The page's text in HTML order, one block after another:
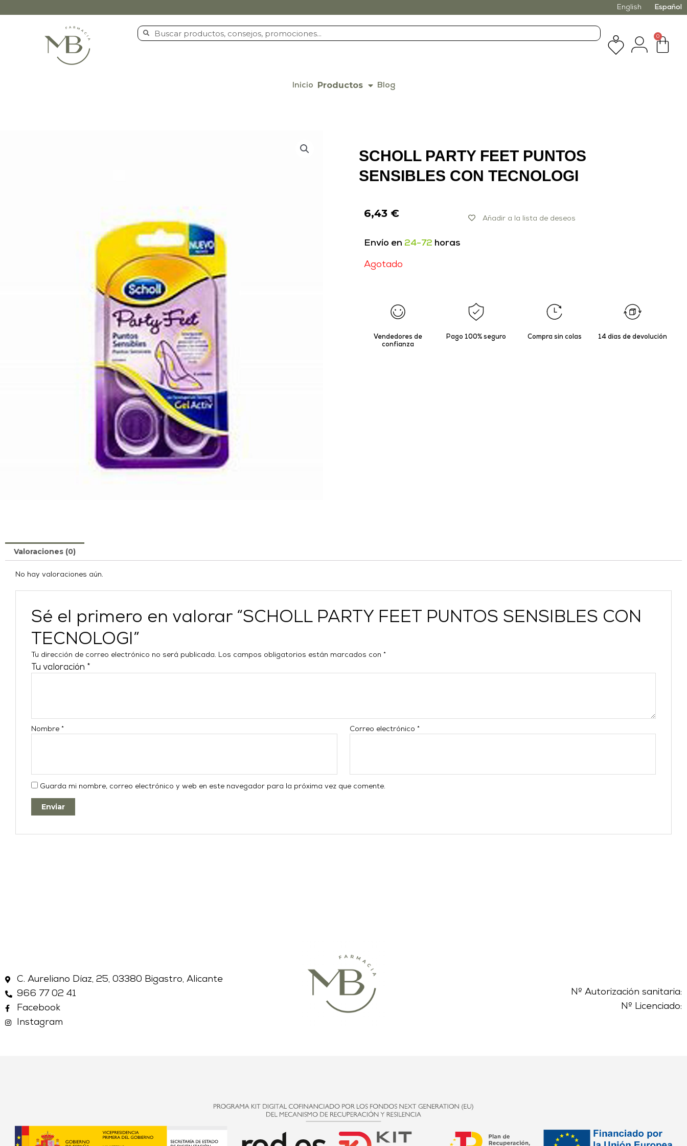
English Español
0
Inicio Productos Blog
SCHOLL PARTY FEET PUNTOS
SENSIBLES CON TECNOLOGI
6,43 € Añadir a la lista de deseos
Envío en 24-72 horas
Agotado
Vendedores de
confianza
Pago 100% seguro Compra sin colas 14 días de devolución
Valoraciones (0)
No hay valoraciones aún.
Sé el primero en valorar “SCHOLL PARTY FEET PUNTOS SENSIBLES CON
TECNOLOGI”
Tu dirección de correo electrónico no será publicada. Los campos obligatorios están marcados con*
Tu valoración *
Nombre* Correo electrónico*
Guarda mi nombre, correo electrónico y web en este navegador para la próxima vez que comente.
C. Aureliano Díaz, 25, 03380 Bigastro, Alicante
966 77 02 41
Facebook
Instagram
Nº Autorización sanitaria:
Nº Licenciado: